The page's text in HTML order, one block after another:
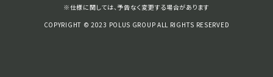
※仕様に関しては、予告なく変更する場合があります
COPYRIGHT © 2023 POLUS GROUP ALL RIGHTS RESERVED